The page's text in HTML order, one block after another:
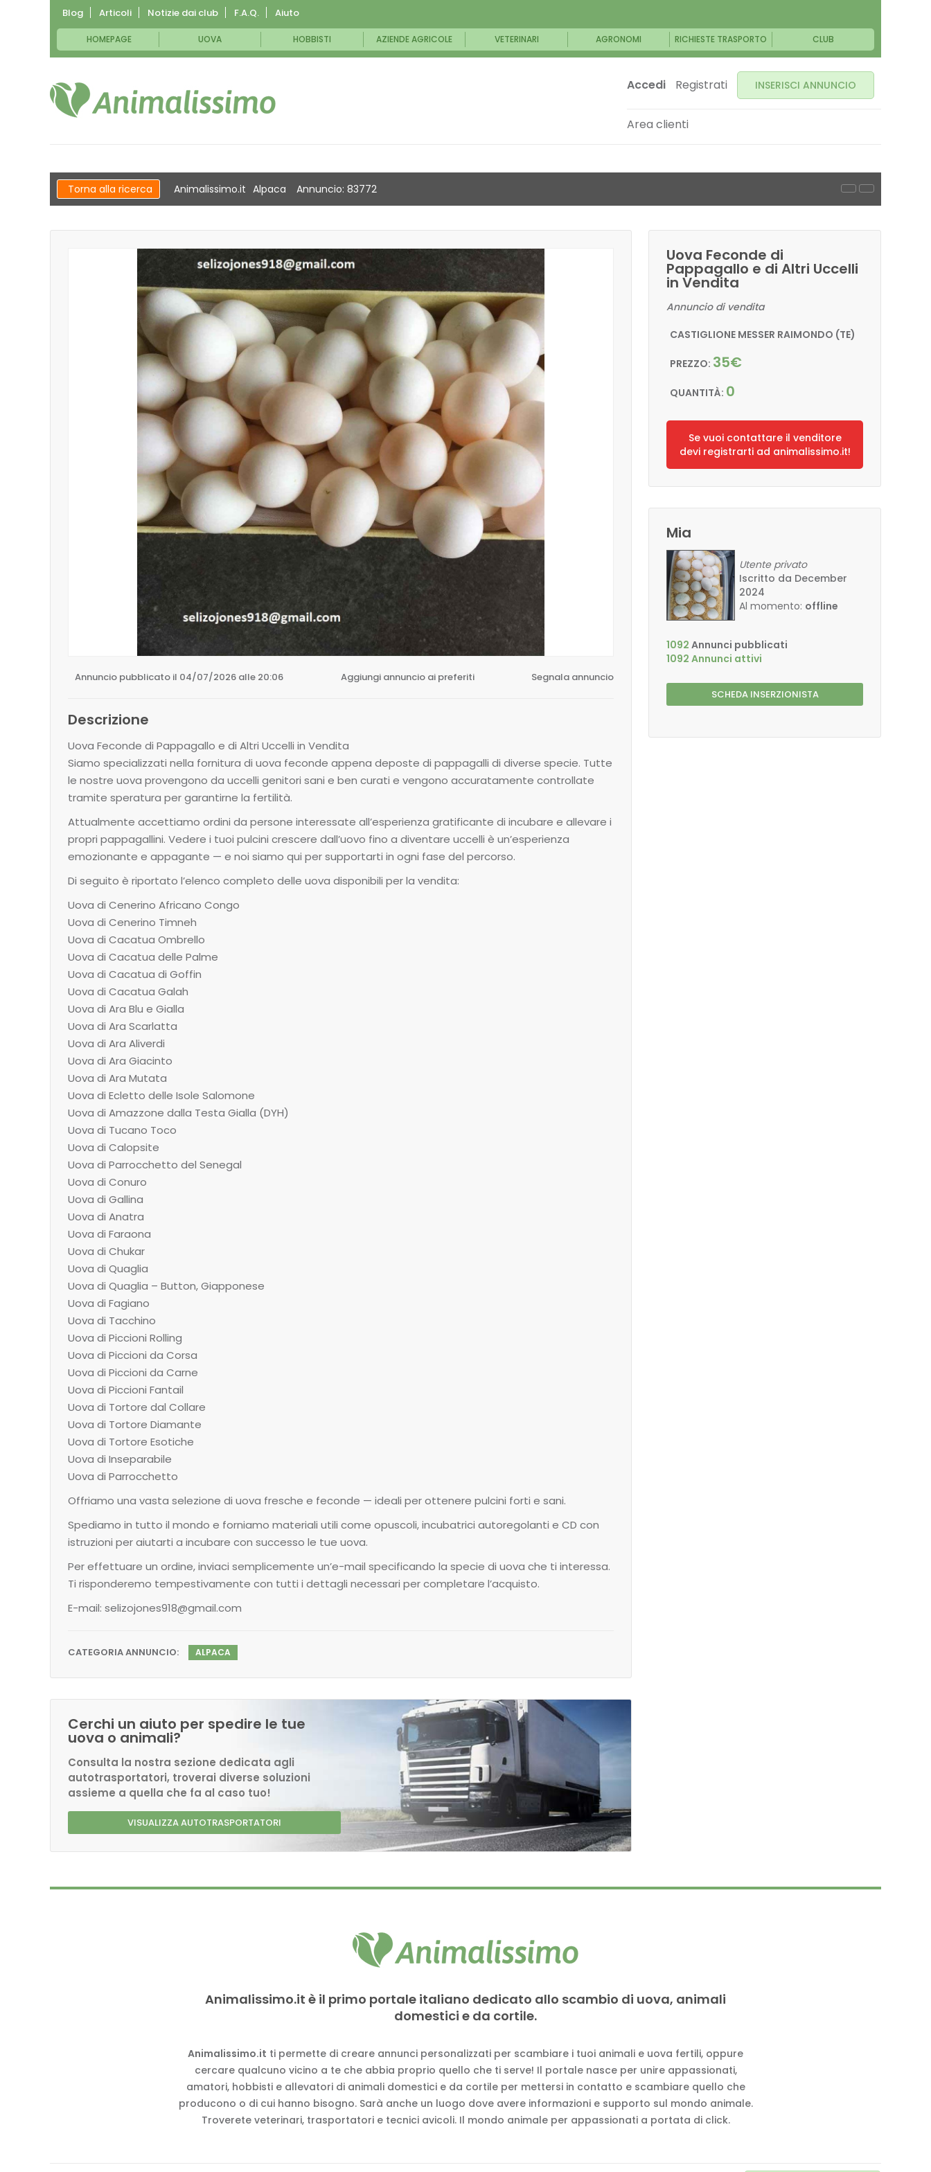
Blog Articoli Notizie dai club F.A.Q. Aiuto
HOMEPAGE UOVA HOBBISTI AZIENDE AGRICOLE VETERINARI AGRONOMI RICHIESTE TRASPORTO CLUB
Accedi Registrati INSERISCI ANNUNCIO
Area clienti
Torna alla ricerca Animalissimo.it Alpaca Annuncio: 83772
Annuncio pubblicato il 04/07/2026 alle 20:06 Aggiungi annuncio ai preferiti Segnala annuncio
Descrizione
Uova Feconde di Pappagallo e di Altri Uccelli in Vendita
Siamo specializzati nella fornitura di uova feconde appena deposte di pappagalli di diverse specie. Tutte
le nostre uova provengono da uccelli genitori sani e ben curati e vengono accuratamente controllate
tramite speratura per garantirne la fertilità.
Attualmente accettiamo ordini da persone interessate all’esperienza gratificante di incubare e allevare i
propri pappagallini. Vedere i tuoi pulcini crescere dall’uovo fino a diventare uccelli è un’esperienza
emozionante e appagante — e noi siamo qui per supportarti in ogni fase del percorso.
Di seguito è riportato l’elenco completo delle uova disponibili per la vendita:
Uova di Cenerino Africano Congo
Uova di Cenerino Timneh
Uova di Cacatua Ombrello
Uova di Cacatua delle Palme
Uova di Cacatua di Goffin
Uova di Cacatua Galah
Uova di Ara Blu e Gialla
Uova di Ara Scarlatta
Uova di Ara Aliverdi
Uova di Ara Giacinto
Uova di Ara Mutata
Uova di Ecletto delle Isole Salomone
Uova di Amazzone dalla Testa Gialla (DYH)
Uova di Tucano Toco
Uova di Calopsite
Uova di Parrocchetto del Senegal
Uova di Conuro
Uova di Gallina
Uova di Anatra
Uova di Faraona
Uova di Chukar
Uova di Quaglia
Uova di Quaglia – Button, Giapponese
Uova di Fagiano
Uova di Tacchino
Uova di Piccioni Rolling
Uova di Piccioni da Corsa
Uova di Piccioni da Carne
Uova di Piccioni Fantail
Uova di Tortore dal Collare
Uova di Tortore Diamante
Uova di Tortore Esotiche
Uova di Inseparabile
Uova di Parrocchetto
Offriamo una vasta selezione di uova fresche e feconde — ideali per ottenere pulcini forti e sani.
Spediamo in tutto il mondo e forniamo materiali utili come opuscoli, incubatrici autoregolanti e CD con
istruzioni per aiutarti a incubare con successo le tue uova.
Per effettuare un ordine, inviaci semplicemente un’e-mail specificando la specie di uova che ti interessa.
Ti risponderemo tempestivamente con tutti i dettagli necessari per completare l’acquisto.
E-mail: selizojones918@gmail.com
CATEGORIA ANNUNCIO: ALPACA
Cerchi un aiuto per spedire le tue
uova o animali?
Consulta la nostra sezione dedicata agli
autotrasportatori, troverai diverse soluzioni
assieme a quella che fa al caso tuo!
VISUALIZZA AUTOTRASPORTATORI
Uova Feconde di
Pappagallo e di Altri Uccelli
in Vendita
Annuncio di vendita
CASTIGLIONE MESSER RAIMONDO (TE)
PREZZO: 35€
QUANTITÀ: 0
Se vuoi contattare il venditore
devi registrarti ad animalissimo.it!
Mia
Utente privato
Iscritto da December
2024
Al momento: offline
1092 Annunci pubblicati
1092 Annunci attivi
SCHEDA INSERZIONISTA
Animalissimo.it è il primo portale italiano dedicato allo scambio di uova, animali
domestici e da cortile.
Animalissimo.it ti permette di creare annunci personalizzati per scambiare i tuoi animali e uova fertili, oppure
cercare qualcuno vicino a te che abbia proprio quello che ti serve! Il portale nasce per unire appassionati,
amatori, hobbisti e allevatori di animali domestici e da cortile per mettersi in contatto e scambiare quello che
producono o di cui hanno bisogno. Sarà anche un luogo dove avere informazioni e supporto sul mondo animale.
Troverete veterinari, trasportatori e tecnici avicoli. Il mondo animale per appassionati a portata di click.